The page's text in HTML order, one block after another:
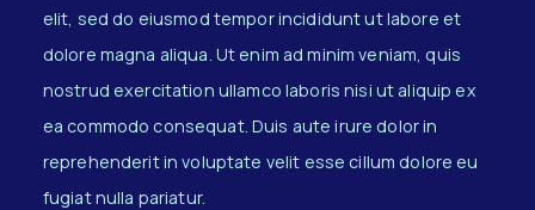
elit, sed do eiusmod tempor incididunt ut labore et
dolore magna aliqua. Ut enim ad minim veniam, quis
nostrud exercitation ullamco laboris nisi ut aliquip ex
ea commodo consequat. Duis aute irure dolor in
reprehenderit in voluptate velit esse cillum dolore eu
fugiat nulla pariatur.